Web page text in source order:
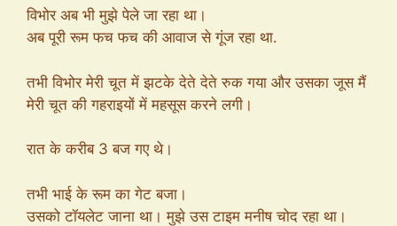
विभोर अब भी मुझे पेले जा रहा था।
अब पूरी रूम फच फच की आवाज से गूंज रहा था.
तभी विभोर मेरी चूत में झटके देते देते रुक गया और उसका जूस मैं
मेरी चूत की गहराइयों में महसूस करने लगी।
रात के करीब 3 बज गए थे।
तभी भाई के रूम का गेट बजा।
उसको टॉयलेट जाना था। मुझे उस टाइम मनीष चोद रहा था।